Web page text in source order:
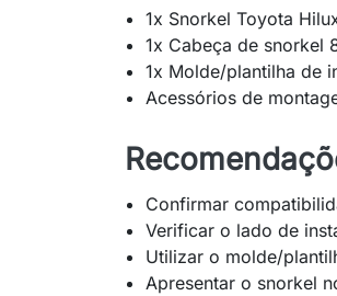
1x Snorkel Toyota
1x Cabeça de snorkel
1x Molde/plantilha de
Acessórios de
Confirmar
Verificar o lado de
Utilizar o molde/
Apresentar o snorkel